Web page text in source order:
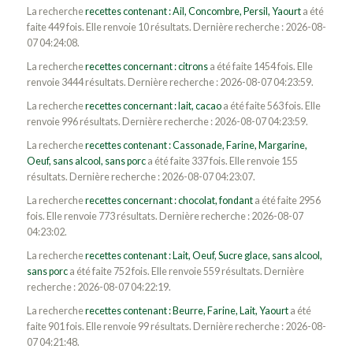
La rechercherecettes contenant : Ail, Concombre, Persil, Yaourta été
faite 449 fois. Elle renvoie 10 résultats. Dernière recherche : 2026-08-
07 04:24:08.
La rechercherecettes concernant : citronsa été faite 1454 fois. Elle
renvoie 3444 résultats. Dernière recherche : 2026-08-07 04:23:59.
La rechercherecettes concernant : lait, cacaoa été faite 563 fois. Elle
renvoie 996 résultats. Dernière recherche : 2026-08-07 04:23:59.
La rechercherecettes contenant : Cassonade, Farine, Margarine,
Oeuf, sans alcool, sans porca été faite 337 fois. Elle renvoie 155
résultats. Dernière recherche : 2026-08-07 04:23:07.
La rechercherecettes concernant : chocolat, fondanta été faite 2956
fois. Elle renvoie 773 résultats. Dernière recherche : 2026-08-07
04:23:02.
La rechercherecettes contenant : Lait, Oeuf, Sucre glace, sans alcool,
sans porca été faite 752 fois. Elle renvoie 559 résultats. Dernière
recherche : 2026-08-07 04:22:19.
La rechercherecettes contenant : Beurre, Farine, Lait, Yaourta été
faite 901 fois. Elle renvoie 99 résultats. Dernière recherche : 2026-08-
07 04:21:48.